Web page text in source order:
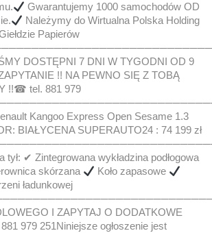
Gwarantujemy 1000 samochodów OD
Należymy do Wirtualna Polska Holding
Papierów
DOSTĘPNI 7 DNI W TYGODNI OD 9
!! NA PEWNO SIĘ Z TOBĄ
!!☎ tel. 881 979
Kangoo Express Open Sesame 1.3
BIAŁYCENA SUPERAUTO24 : 74 199 zł
tył: ✔ Zintegrowana wykładzina podłogowa
skórzana
Koło zapasowe
ładunkowej
I ZAPYTAJ O DODATKOWE
979 251Niniejsze ogłoszenie jest